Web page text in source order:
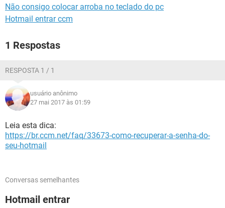
Não consigo colocar arroba no teclado do pc
Hotmail entrar ccm
1 Respostas
RESPOSTA 1 / 1
usuário anônimo
27 mai 2017 às 01:59
Leia esta dica:
https://br.ccm.net/faq/33673-como-recuperar-a-senha-do-
seu-hotmail
Conversas semelhantes
Hotmail entrar